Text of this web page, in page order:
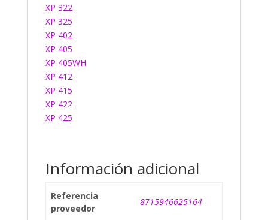
XP 322
XP 325
XP 402
XP 405
XP 405WH
XP 412
XP 415
XP 422
XP 425
Información adicional
Referencia
proveedor
8715946625164